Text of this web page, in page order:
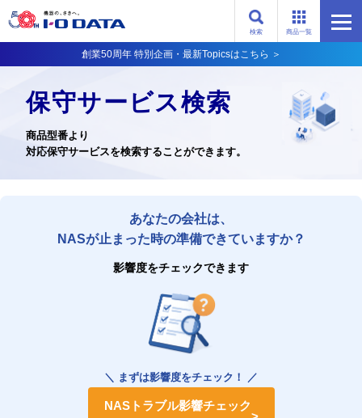
商品一覧
検索
創業50周年 特別企画・最新Topicsはこちら ＞
保守サービス検索
商品型番より
対応保守サービスを検索することができます。
あなたの会社は、
NASが止まった時の準備できていますか？
影響度をチェックできます
＼ まずは影響度をチェック！ ／
NASトラブル影響チェック